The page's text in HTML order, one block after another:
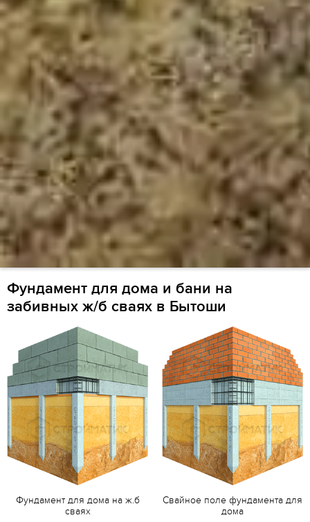
Фундамент для дома и бани на
забивных ж/б сваях в Бытоши
Фундамент для дома на ж.б
сваях
Свайное поле фундамента для
дома